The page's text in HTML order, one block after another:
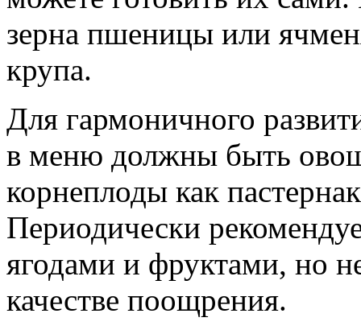
зерна пшеницы или
крупа.
Для гармоничного
в меню должны быть
корнеплоды как
Периодически
ягодами и фруктами, но
качестве поощрения.